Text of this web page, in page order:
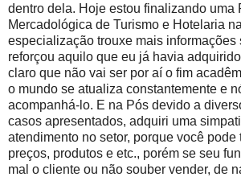
dentro dela. Hoje estou finalizando uma
Mercadológica de Turismo e Hotelaria
especialização trouxe mais informações
reforçou aquilo que eu já havia
claro que não vai ser por aí o fim
o mundo se atualiza constantemente e
acompanhá-lo. E na Pós devido a
casos apresentados, adquiri uma
atendimento no setor, porque você pode
preços, produtos e etc., porém se seu
mal o cliente ou não souber vender, de